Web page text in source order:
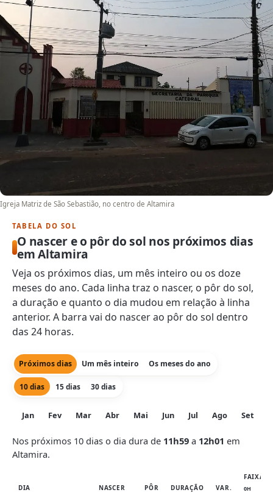
Igreja Matriz de São Sebastião, no centro de Altamira
TABELA DO SOL
O nascer e o pôr do sol nos próximos dias
em Altamira
Veja os próximos dias, um mês inteiro ou os doze
meses do ano. Cada linha traz o nascer, o pôr do sol,
a duração e quanto o dia mudou em relação à linha
anterior. A barra vai do nascer ao pôr do sol dentro
das 24 horas.
Próximos dias Um mês inteiro Os meses do ano
10 dias 15 dias 30 dias
Jan Fev Mar Abr Mai Jun Jul Ago Set
Nos próximos 10 dias o dia dura de 11h59 a 12h01 em
Altamira.
DIA NASCER PÔR DURAÇÃO VAR.
FAIXA
0H